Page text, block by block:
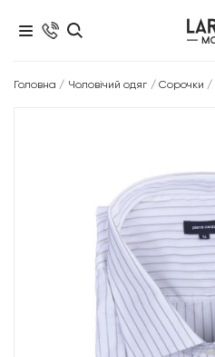
Головна / Чоловічий одяг / Сорочки /